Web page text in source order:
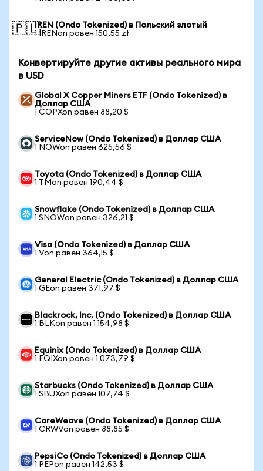
🇵🇱IREN (Ondo Tokenized) в Польский злотый
1 IRENon равен 150,55 zł
Конвертируйте другие активы реального мира
в USD
Global X Copper Miners ETF (Ondo Tokenized) в
Доллар США
1 COPXon равен 88,20 $
ServiceNow (Ondo Tokenized) в Доллар США
1 NOWon равен 625,56 $
Toyota (Ondo Tokenized) в Доллар США
1 TMon равен 190,44 $
Snowflake (Ondo Tokenized) в Доллар США
1 SNOWon равен 326,21 $
Visa (Ondo Tokenized) в Доллар США
1 Von равен 364,15 $
General Electric (Ondo Tokenized) в Доллар США
1 GEon равен 371,97 $
Blackrock, Inc. (Ondo Tokenized) в Доллар США
1 BLKon равен 1 154,98 $
Equinix (Ondo Tokenized) в Доллар США
1 EQIXon равен 1 073,79 $
Starbucks (Ondo Tokenized) в Доллар США
1 SBUXon равен 107,74 $
CoreWeave (Ondo Tokenized) в Доллар США
1 CRWVon равен 88,85 $
PepsiCo (Ondo Tokenized) в Доллар США
1 PEPon равен 142,53 $